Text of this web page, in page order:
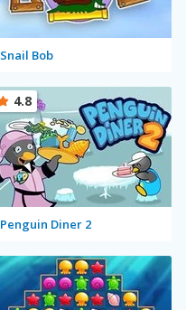
Snail Bob
Penguin Diner 2
4.8